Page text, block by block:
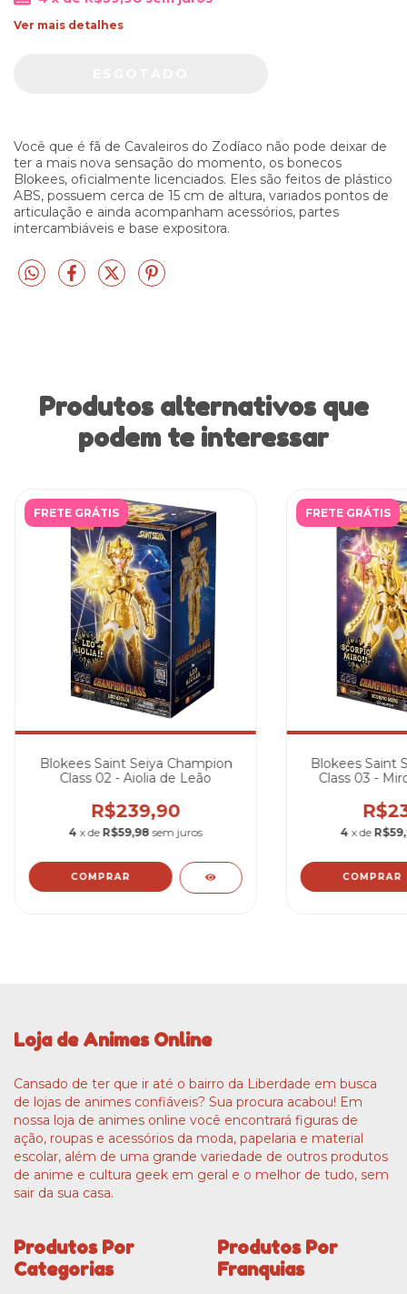
Ver mais detalhes
Você que é fã de Cavaleiros do Zodíaco não pode deixar de
ter a mais nova sensação do momento, os bonecos
Blokees, oficialmente licenciados. Eles são feitos de plástico
ABS, possuem cerca de 15 cm de altura, variados pontos de
articulação e ainda acompanham acessórios, partes
intercambiáveis e base expositora.
Produtos alternativos que
podem te interessar
FRETE GRÁTIS
Blokees Saint Seiya Champion
Class 02 - Aiolia de Leão
R$239,90
4 x de R$59,98 sem juros
FRETE GRÁTIS
Blokees Saint
Class 03 -
4 x de
Loja de Animes Online
Cansado de ter que ir até o bairro da Liberdade em busca
de lojas de animes confiáveis? Sua procura acabou! Em
nossa loja de animes online você encontrará figuras de
ação, roupas e acessórios da moda, papelaria e material
escolar, além de uma grande variedade de outros produtos
de anime e cultura geek em geral e o melhor de tudo, sem
sair da sua casa.
Produtos Por
Categorias
Produtos Por
Franquias